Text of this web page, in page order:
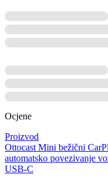
Ocjene
Proizvod
Ottocast Mini bežični
automatsko povezivanje
USB-C